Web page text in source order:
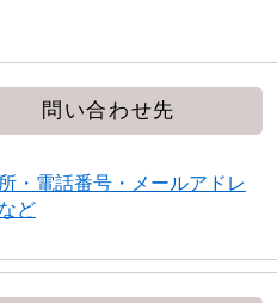
問い合わせ先
・電話番号・メールアドレ
ど